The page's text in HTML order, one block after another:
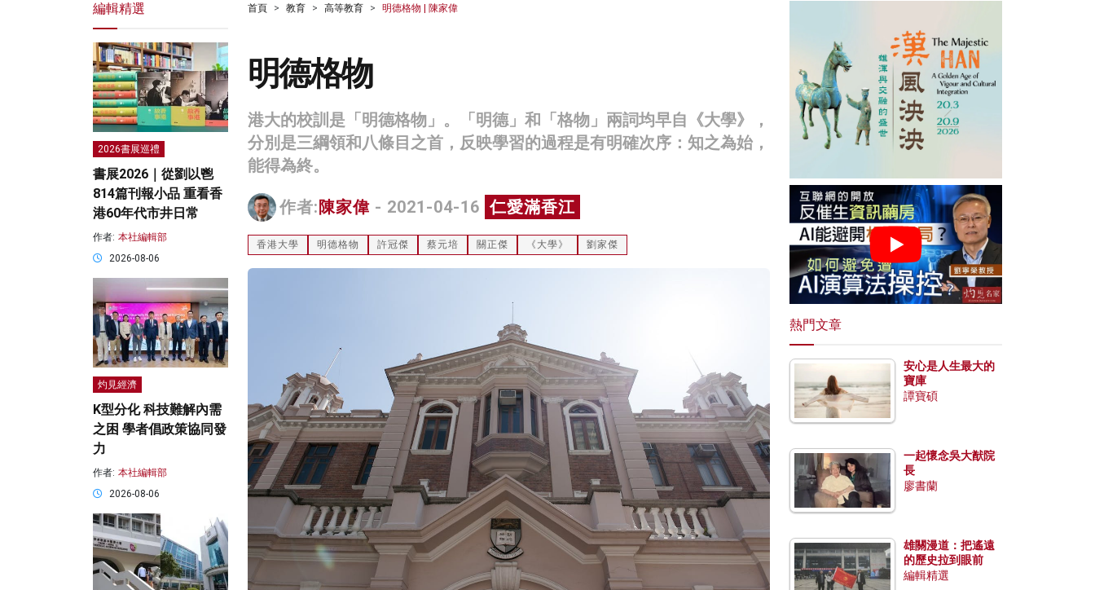
首頁 教育 高等教育 明德格物 | 陳家偉
明德格物
港大的校訓是「明德格物」。「明德」和「格物」兩詞均早自《大學》，
分別是三綱領和八條目之首，反映學習的過程是有明確次序：知之為始，
能得為終。
作者: 陳家偉 - 2021-04-16 仁愛滿香江
香港大學 明德格物 許冠傑 蔡元培 關正傑 《大學》 劉家傑
編輯精選
2026書展巡禮
書展2026｜從劉以鬯
814篇刊報小品 重看香
港60年代市井日常
作者: 本社編輯部
2026-08-06
灼見經濟
K型分化 科技難解內需
之困 學者倡政策協同發
力
作者: 本社編輯部
2026-08-06
熱門文章
安心是人生最大的
寶庫
譚寶碩
一起懷念吳大猷院
長
廖書蘭
雄關漫道：把遙遠
的歷史拉到眼前
編輯精選